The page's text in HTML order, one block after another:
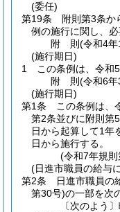
(委任)
第19条
附則第3条か
例の施行に関し、
附 則(令和4
(施行期日)
1
この条例は、令和
附 則(令和6
(施行期日)
第1条
この条例は、
第2条並びに附則第
日から起算して1年
日から施行する。
(令和7年規
(日進市職員の給与
第2条
日進市職員の
第30号)の一部を次
〔次のよう